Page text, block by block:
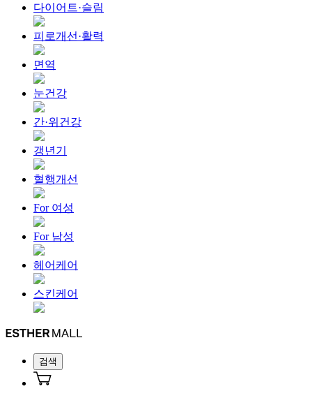
다이어트·슬림
피로개선·활력
면역
눈건강
간·위건강
갱년기
혈행개선
For 여성
For 남성
헤어케어
스킨케어
검색